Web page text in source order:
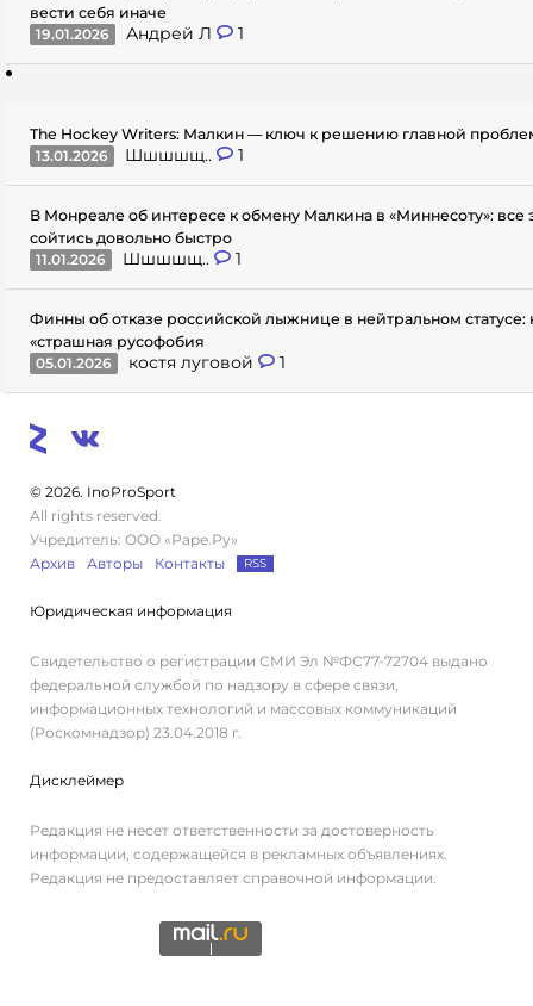
вести себя иначе
19.01.2026
Андрей Л 1
The Hockey Writers: Малкин — ключ к решению главной
13.01.2026
Шшшшщ.. 1
В Монреале об интересе к обмену Малкина в «Миннесоту»: все
сойтись довольно быстро
11.01.2026
Шшшшщ.. 1
Финны об отказе российской лыжнице в нейтральном статусе:
«страшная русофобия
05.01.2026
костя луговой 1
© 2026. InoProSport
All rights reserved.
Учредитель: ООО «Раре.Ру»
Архив
Авторы Контакты RSS
Юридическая информация
Свидетельство о регистрации СМИ Эл №ФС77-72704 выдано
федеральной службой по надзору в сфере связи,
информационных технологий и массовых коммуникаций
(Роскомнадзор) 23.04.2018 г.
Дисклеймер
Редакция не несет ответственности за достоверность
информации, содержащейся в рекламных объявлениях.
Редакция не предоставляет справочной информации.